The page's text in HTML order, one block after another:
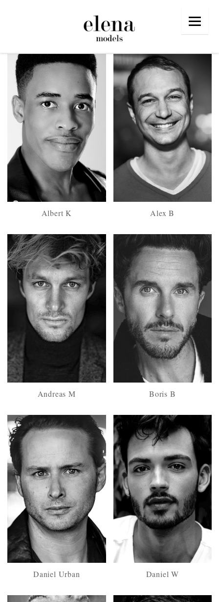
Albert K Alex B
Andreas M Boris B
Daniel Urban Daniel W